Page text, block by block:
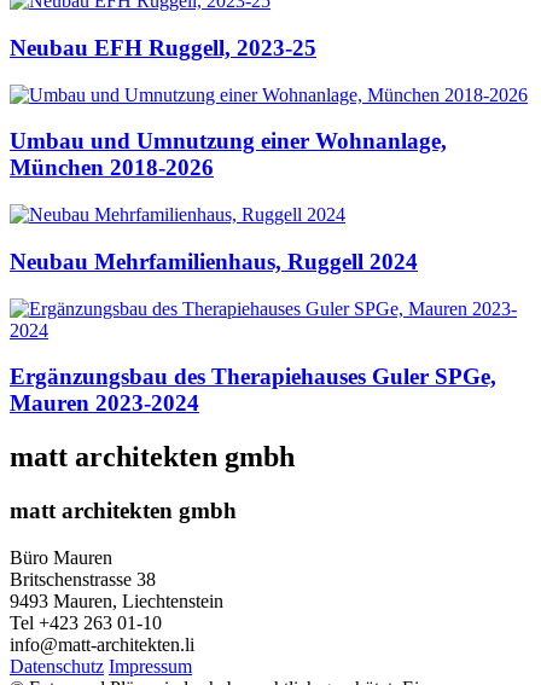
Neubau EFH Ruggell, 2023-25
Umbau und Umnutzung einer Wohnanlage,
München 2018-2026
Neubau Mehrfamilienhaus, Ruggell 2024
Ergänzungsbau des Therapiehauses Guler SPGe,
Mauren 2023-2024
matt architekten gmbh
matt architekten gmbh
Büro Mauren
Britschenstrasse 38
9493 Mauren, Liechtenstein
Tel +423 263 01-10
info@matt-architekten.li
Datenschutz Impressum